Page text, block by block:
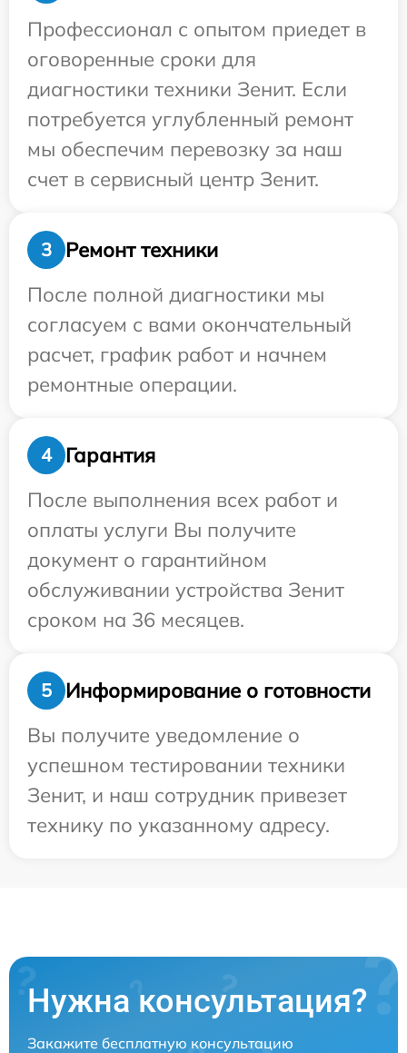
Профессионал с опытом приедет в
оговоренные сроки для
диагностики техники Зенит. Если
потребуется углубленный ремонт
мы обеспечим перевозку за наш
счет в сервисный центр Зенит.
3
Ремонт техники
После полной диагностики мы
согласуем с вами окончательный
расчет, график работ и начнем
ремонтные операции.
4
Гарантия
После выполнения всех работ и
оплаты услуги Вы получите
документ о гарантийном
обслуживании устройства Зенит
сроком на 36 месяцев.
5
Информирование о готовности
Вы получите уведомление о
успешном тестировании техники
Зенит, и наш сотрудник привезет
технику по указанному адресу.
Нужна консультация?
Закажите бесплатную консультацию